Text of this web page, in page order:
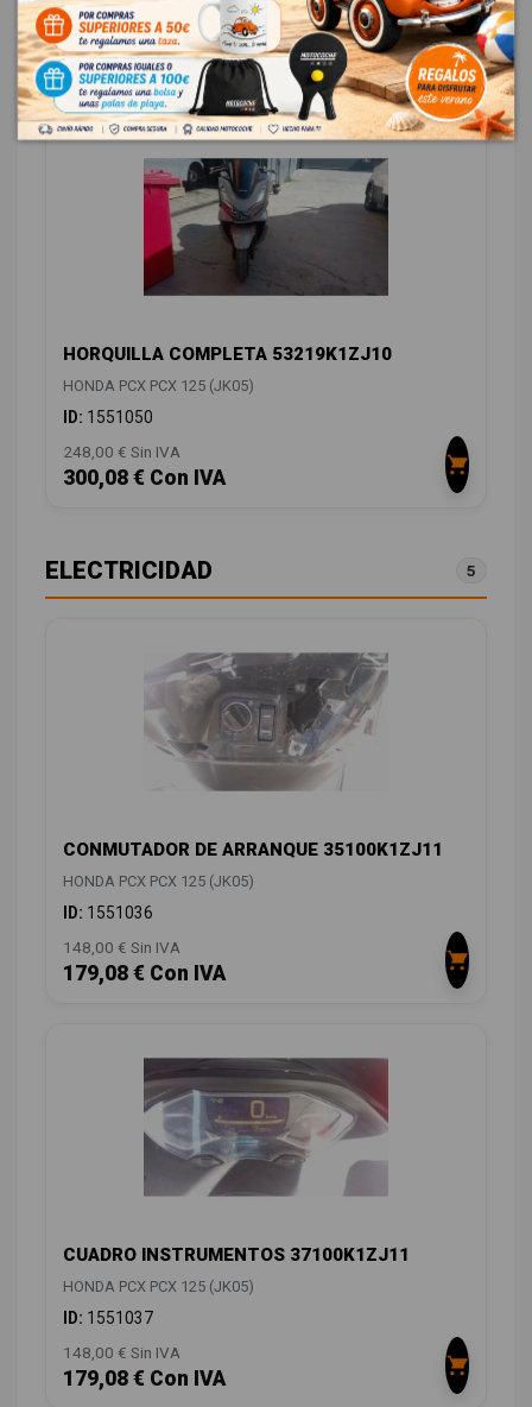
DIRECCIÓN / TRANSMISIÓN 1
HORQUILLA COMPLETA 53219K1ZJ10
HONDA PCX PCX 125 (JK05)
ID: 1551050
248,00 € Sin IVA
300,08 € Con IVA
ELECTRICIDAD 5
CONMUTADOR DE ARRANQUE 35100K1ZJ11
HONDA PCX PCX 125 (JK05)
ID: 1551036
148,00 € Sin IVA
179,08 € Con IVA
CUADRO INSTRUMENTOS 37100K1ZJ11
HONDA PCX PCX 125 (JK05)
ID: 1551037
148,00 € Sin IVA
179,08 € Con IVA